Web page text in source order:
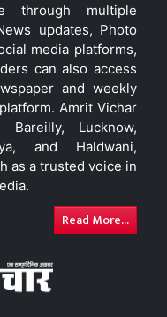
through multiple
updates, Photo
media platforms,
can also access
and weekly
Amrit Vichar
Lucknow,
and Haldwani,
as a trusted voice in
Read More...